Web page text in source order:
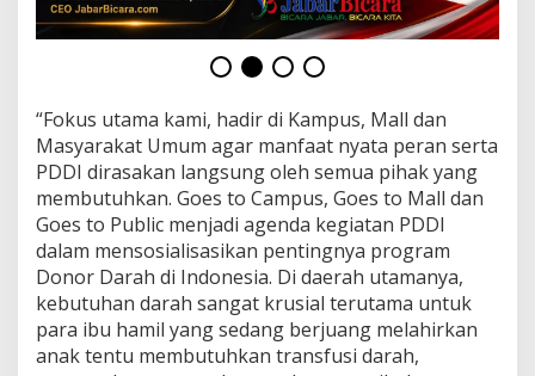
“Fokus utama kami, hadir di Kampus, Mall dan
Masyarakat Umum agar manfaat nyata peran serta
PDDI dirasakan langsung oleh semua pihak yang
membutuhkan. Goes to Campus, Goes to Mall dan
Goes to Public menjadi agenda kegiatan PDDI
dalam mensosialisasikan pentingnya program
Donor Darah di Indonesia. Di daerah utamanya,
kebutuhan darah sangat krusial terutama untuk
para ibu hamil yang sedang berjuang melahirkan
anak tentu membutuhkan transfusi darah,